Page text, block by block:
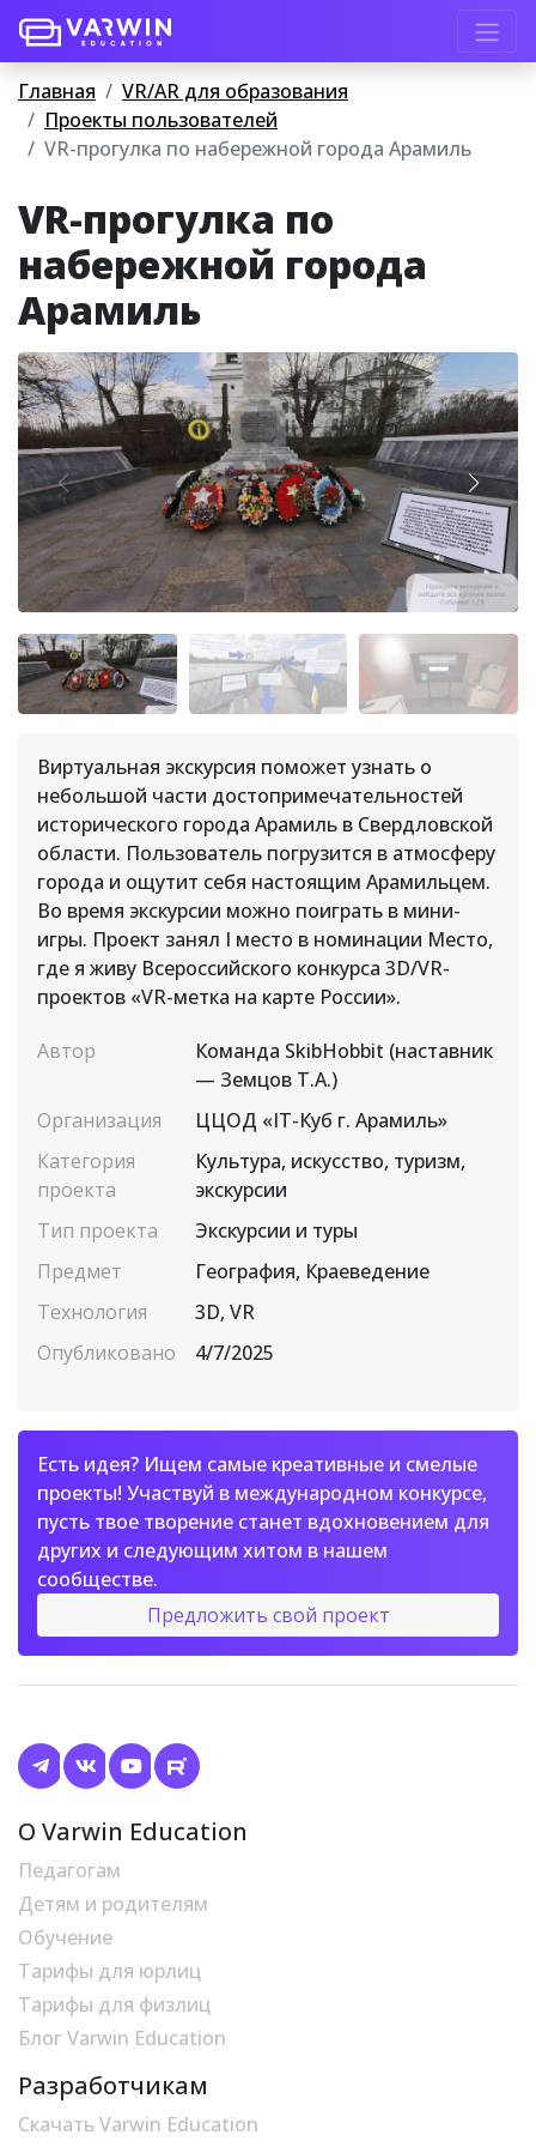
Главная
VR/AR для образования
Проекты пользователей
VR-прогулка по набережной города Арамиль
VR-прогулка по
набережной города
Арамиль
Виртуальная экскурсия поможет узнать о
небольшой части достопримечательностей
исторического города Арамиль в Свердловской
области. Пользователь погрузится в атмосферу
города и ощутит себя настоящим Арамильцем.
Во время экскурсии можно поиграть в мини-
игры. Проект занял I место в номинации Место,
где я живу Всероссийского конкурса 3D/VR-
проектов «VR-метка на карте России».
Автор
Команда SkibHobbit (наставник
— Земцов Т.А.)
Организация
ЦЦОД «IT-Куб г. Арамиль»
Категория
проекта
Культура, искусство, туризм,
экскурсии
Тип проекта
Экскурсии и туры
Предмет
География, Краеведение
Технология
3D, VR
Опубликовано
4/7/2025
Есть идея? Ищем самые креативные и смелые
проекты! Участвуй в международном конкурсе,
пусть твое творение станет вдохновением для
других и следующим хитом в нашем
сообществе.
Предложить свой проект
О Varwin Education
Педагогам
Детям и родителям
Обучение
Тарифы для юрлиц
Тарифы для физлиц
Блог Varwin Education
Разработчикам
Скачать Varwin Education